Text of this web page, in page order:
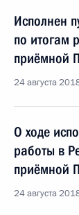
Исполнен
по итогам
приёмной
24 августа
О ходе
работы в
приёмной
24 августа